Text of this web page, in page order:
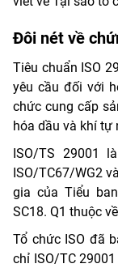
Đôi nét về
Tiêu chuẩn ISO
yêu cầu đối với
chức cung cấp
hóa dầu và khí tự
ISO/TS 29001
ISO/TC67/WG2
gia của Tiểu
SC18. Q1 thuộc
Tổ chức ISO đã
chỉ ISO/TC